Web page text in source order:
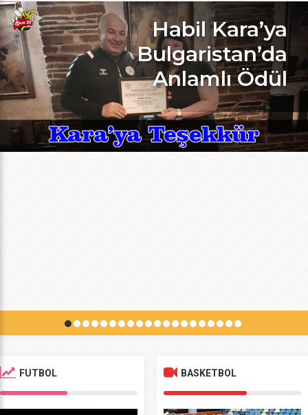
rekoru kırıldı. REKOR KATILIMA
REKORLU AÇILIŞ Edirne Okullar
Arası Genç Kızlar A Kategorisi
Voleybol İl Şampiyonluğu maçlarına
bu yıl 8 grupta toplam […]
Habil Kara’ya
Bulgaristan’da
Anlamlı Ödül
FUTBOL BASKETBOL